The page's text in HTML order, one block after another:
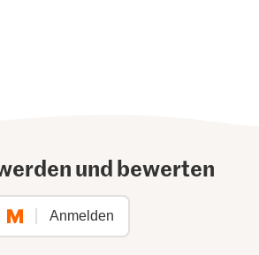
und bewerten
Anmelden